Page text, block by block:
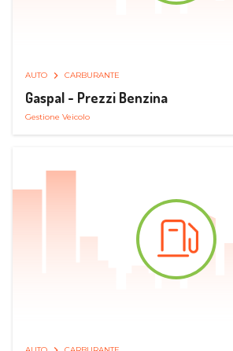
AUTO CARBURANTE
Gaspal - Prezzi Benzina
Gestione Veicolo